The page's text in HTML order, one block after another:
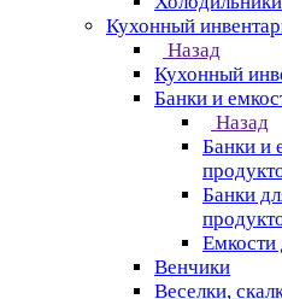
Кухонный
Назад
Кухонный
Банки и
Назад
Банки и
Банки
Емкости
Венчики
Веселки,